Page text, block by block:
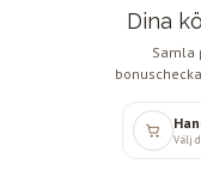
Dina
Samla
Välj